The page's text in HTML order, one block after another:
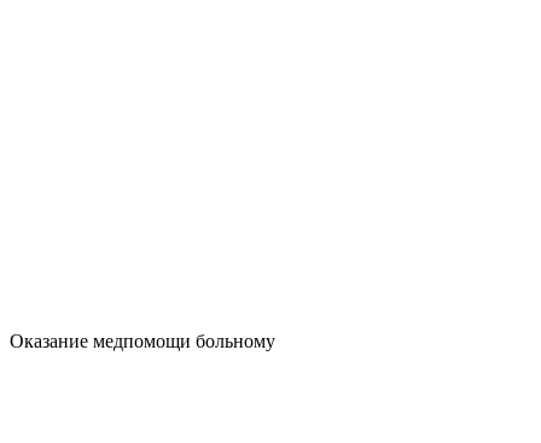
Оказание медпомощи больному